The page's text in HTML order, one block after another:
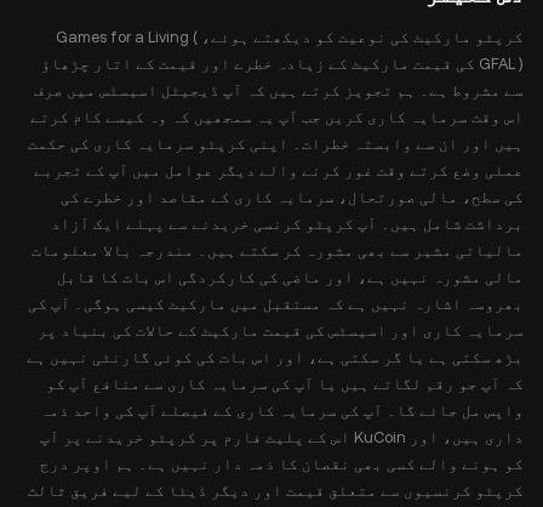
کرپٹو مارکیٹ کی نوعیت کو دیکھتے ہوئے، Games for a Living (
GFAL ) کی قیمت مارکیٹ کے زیادہ خطرے اور قیمت کے اتار چڑھاؤ
سے مشروط ہے۔ ہم تجویز کرتے ہیں کہ آپ ڈیجیٹل اسیسٹس میں صرف
اس وقت سرمایہ کاری کریں جب آپ یہ سمجھیں کہ وہ کیسے کام کرتے
ہیں اور ان سے وابستہ خطرات۔ اپنی کرپٹو سرمایہ کاری کی حکمت
عملی وضع کرتے وقت غور کرنے والے دیگر عوامل میں آپ کے تجربے
کی سطح، مالی صورتحال، سرمایہ کاری کے مقاصد اور خطرے کی
برداشت شامل ہیں۔ آپ کرپٹو کرنسی خریدنے سے پہلے ایک آزاد
مالیاتی مشیر سے بھی مشورہ کر سکتے ہیں۔ مندرجہ بالا معلومات
مالی مشورہ نہیں ہے، اور ماضی کی کارکردگی اس بات کا قابل
بھروسہ اشارہ نہیں ہے کہ مستقبل میں مارکیٹ کیسی ہوگی۔ آپ کی
سرمایہ کاری اور اسیسٹس کی قیمت مارکیٹ کے حالات کی بنیاد پر
بڑھ سکتی ہے یا گر سکتی ہے، اور اس بات کی کوئی گارنٹی نہیں ہے
کہ آپ جو رقم لگاتے ہیں یا آپ کی سرمایہ کاری سے منافع آپ کو
واپس مل جائے گا۔ آپ کی سرمایہ کاری کے فیصلے آپ کی واحد ذمہ
داری ہیں، اور KuCoin اس کے پلیٹ فارم پر کرپٹو خریدنے پر آپ
کو ہونے والے کسی بھی نقصان کا ذمہ دار نہیں ہے۔ ہم اوپر درج
کرپٹو کرنسیوں سے متعلق قیمت اور دیگر ڈیٹا کے لیے فریق ثالث